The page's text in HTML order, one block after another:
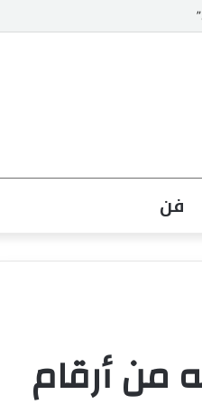
فن
من أرقام